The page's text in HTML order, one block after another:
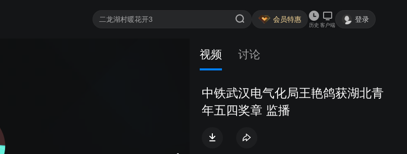
会员特惠
历史 客户端
登录
视频 讨论
中铁武汉电气化局王艳鸽获湖北青
年五四奖章 监播